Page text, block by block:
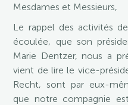
Mesdames et Messieurs,
Le rappel des activités
écoulée, que son
Marie Dentzer, nous a
vient de lire le vice-
Recht, sont par eux-
que notre compagnie